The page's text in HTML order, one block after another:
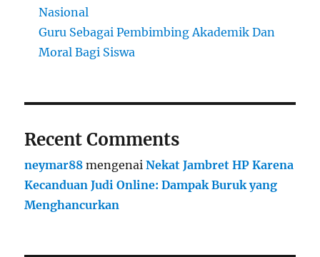
Nasional
Guru Sebagai Pembimbing Akademik Dan
Moral Bagi Siswa
Recent Comments
neymar88 mengenaiNekat Jambret HP Karena
Kecanduan Judi Online: Dampak Buruk yang
Menghancurkan